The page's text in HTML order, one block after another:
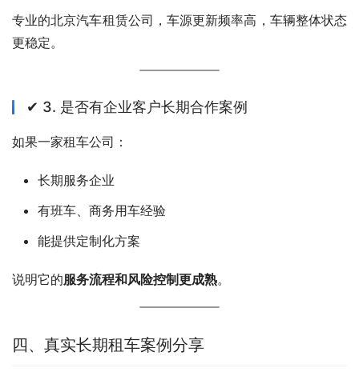
专业的北京汽车租赁公司，车源更新频率高，车辆整体状态
更稳定。
✔ 3. 是否有企业客户长期合作案例
如果一家租车公司：
长期服务企业
有班车、商务用车经验
能提供定制化方案
说明它的服务流程和风险控制更成熟。
四、真实长期租车案例分享